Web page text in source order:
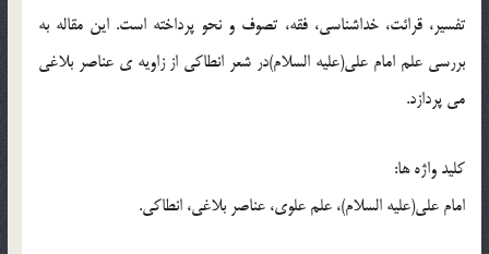
تفسیر، قرائت، خداشناسی، فقه، تصوف و نحو پرداخته است. این مقاله به
بررسی علم امام علی(علیه السلام)در شعر انطاکی از زاویه ی عناصر بلاغی
می پردازد.
کلید واژه ها:
امام علی(علیه السلام)، علم علوی، عناصر بلاغی، انطاکی.